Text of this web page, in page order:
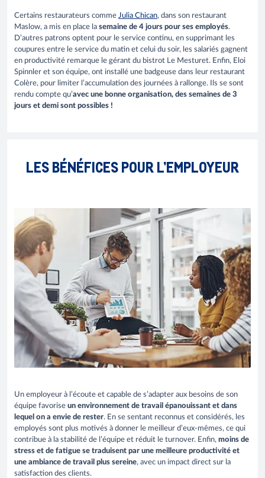
Certains restaurateurs comme Julia Chican, dans son restaurant
Maslow, a mis en place la semaine de 4 jours pour ses employés.
D’autres patrons optent pour le service continu, en supprimant les
coupures entre le service du matin et celui du soir, les salariés gagnent
en productivité remarque le gérant du bistrot Le Mesturet. Enfin, Eloi
Spinnler et son équipe, ont installé une badgeuse dans leur restaurant
Colère, pour limiter l’accumulation des journées à rallonge. Ils se sont
rendu compte qu’avec une bonne organisation, des semaines de 3
jours et demi sont possibles !
LES BÉNÉFICES POUR L’EMPLOYEUR
Un employeur à l’écoute et capable de s’adapter aux besoins de son
équipe favorise un environnement de travail épanouissant et dans
lequel on a envie de rester. En se sentant reconnus et considérés, les
employés sont plus motivés à donner le meilleur d’eux-mêmes, ce qui
contribue à la stabilité de l’équipe et réduit le turnover. Enfin, moins de
stress et de fatigue se traduisent par une meilleure productivité et
une ambiance de travail plus sereine, avec un impact direct sur la
satisfaction des clients.